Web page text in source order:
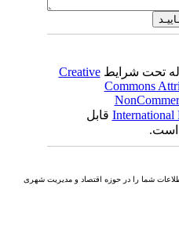
تحت شرایطCreative
Commons
قابل
شما را در حوزه اقتصاد و مدیریت شهری